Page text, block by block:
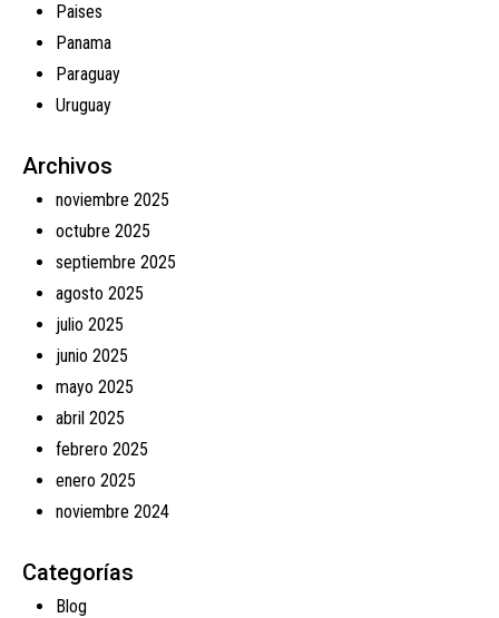
Paises
Panama
Paraguay
Uruguay
Archivos
noviembre 2025
octubre 2025
septiembre 2025
agosto 2025
julio 2025
junio 2025
mayo 2025
abril 2025
febrero 2025
enero 2025
noviembre 2024
Categorías
Blog